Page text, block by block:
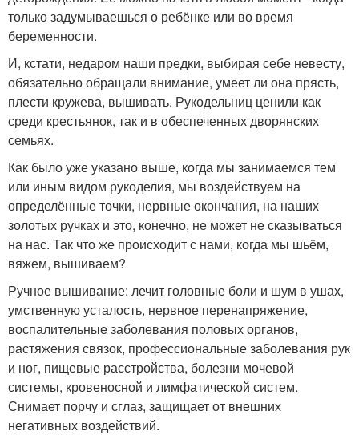
только задумываешься о ребёнке или во время
беременности.
И, кстати, недаром наши предки, выбирая себе невесту,
обязательно обращали внимание, умеет ли она прясть,
плести кружева, вышивать. Рукодельниц ценили как
среди крестьянок, так и в обеспеченных дворянских
семьях.
Как было уже указано выше, когда мы занимаемся тем
или иным видом рукоделия, мы воздействуем на
определённые точки, нервные окончания, на наших
золотых ручках и это, конечно, не может не сказываться
на нас. Так что же происходит с нами, когда мы шьём,
вяжем, вышиваем?
Ручное вышивание: лечит головные боли и шум в ушах,
умственную усталость, нервное перенапряжение,
воспалительные заболевания половых органов,
растяжения связок, профессиональные заболевания рук
и ног, пищевые расстройства, болезни мочевой
системы, кровеносной и лимфатической систем.
Снимает порчу и сглаз, защищает от внешних
негативных воздействий.